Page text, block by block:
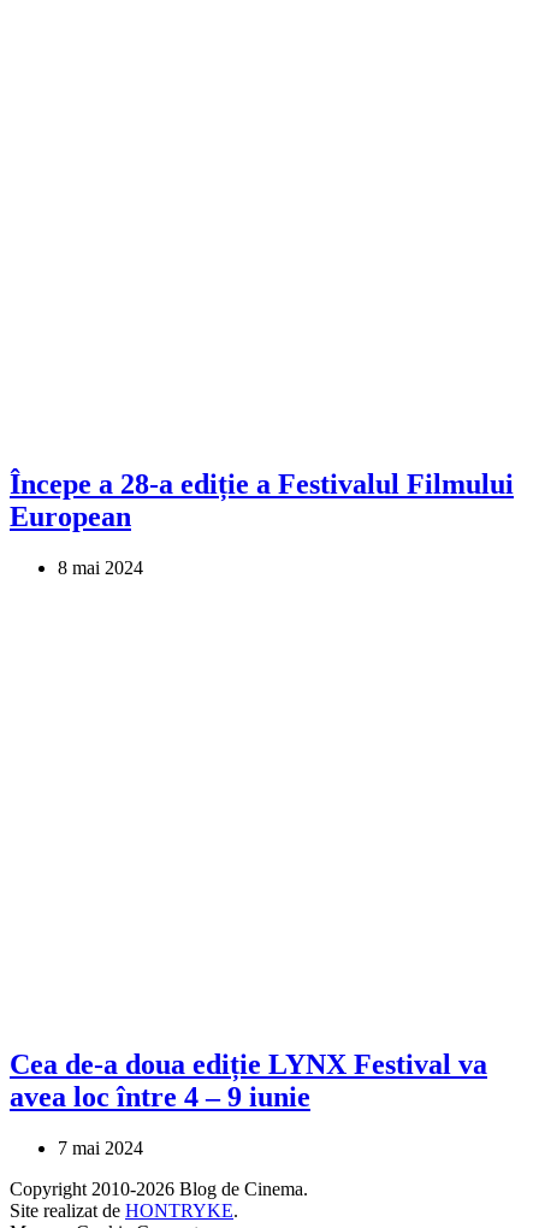
Începe a 28-a ediție a Festivalul Filmului
European
8 mai 2024
Cea de-a doua ediție LYNX Festival va
avea loc între 4 – 9 iunie
7 mai 2024
Copyright 2010-2026 Blog de Cinema.
Site realizat de HONTRYKE.